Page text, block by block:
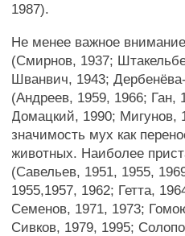
1987).
Не менее важное
(Смирнов, 1937;
Шванвич, 1943;
(Андреев, 1959, 1966; Ган,
Домацкий, 1990; Мигунов,
значимость мух как
животных. Наиболее
(Савельев, 1951, 1955,
1955,1957, 1962; Гетта,
Семенов, 1971, 1973;
Сивков, 1979, 1995;